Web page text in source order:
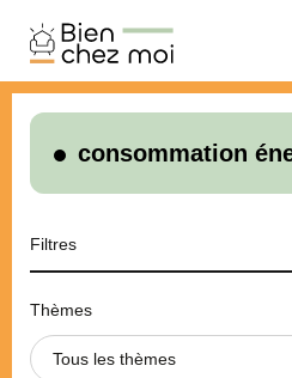
Bien
Chez
Moi
consommation
Filtres
Thèmes
Tous les thèmes